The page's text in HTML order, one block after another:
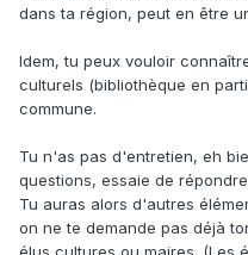
dans ta région, peut en être
Idem, tu peux vouloir
culturels (bibliothèque en
commune.
Tu n'as pas d'entretien, eh
questions, essaie de
Tu auras alors d'autres
on ne te demande pas déjà
élus cultures ou maires. (Les